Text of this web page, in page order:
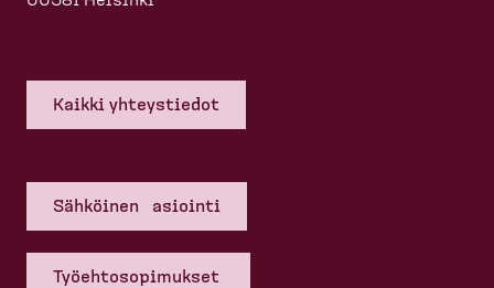
Kaikki yhteys­tiedot
Sähköinen asiointi
Työehto­so­pi­mukset